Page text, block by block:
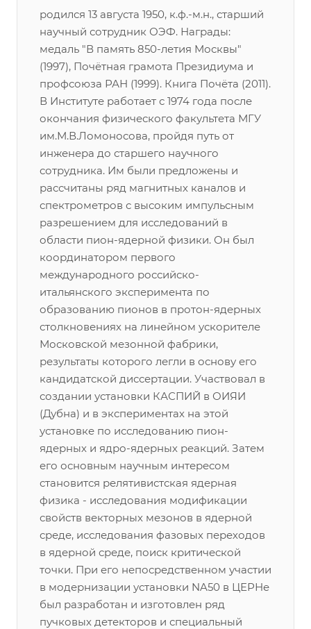
родился 13 августа 1950, к.ф.-м.н., старший
научный сотрудник ОЭФ. Награды:
медаль "В память 850-летия Москвы"
(1997), Почётная грамота Президиума и
профсоюза РАН (1999). Книга Почёта (2011).
В Институте работает с 1974 года после
окончания физического факультета МГУ
им.М.В.Ломоносова, пройдя путь от
инженера до старшего научного
сотрудника. Им были предложены и
рассчитаны ряд магнитных каналов и
спектрометров с высоким импульсным
разрешением для исследований в
области пион-ядерной физики. Он был
координатором первого
международного российско-
итальянского эксперимента по
образованию пионов в протон-ядерных
столкновениях на линейном ускорителе
Московской мезонной фабрики,
результаты которого легли в основу его
кандидатской диссертации. Участвовал в
создании установки КАСПИЙ в ОИЯИ
(Дубна) и в экспериментах на этой
установке по исследованию пион-
ядерных и ядро-ядерных реакций. Затем
его основным научным интересом
становится релятивистская ядерная
физика - исследования модификации
свойств векторных мезонов в ядерной
среде, исследования фазовых переходов
в ядерной среде, поиск критической
точки. При его непосредственном участии
в модернизации установки NA50 в ЦЕРНе
был разработан и изготовлен ряд
пучковых детекторов и специальный